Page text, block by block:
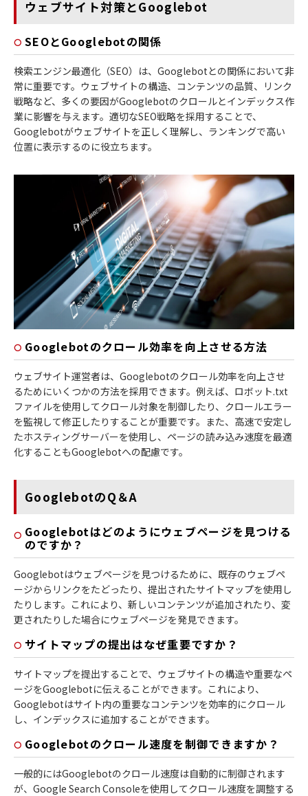
ウェブサイト対策とGooglebot
SEOとGooglebotの関係
検索エンジン最適化（SEO）は、Googlebotとの関係において非
常に重要です。ウェブサイトの構造、コンテンツの品質、リンク
戦略など、多くの要因がGooglebotのクロールとインデックス作
業に影響を与えます。適切なSEO戦略を採用することで、
Googlebotがウェブサイトを正しく理解し、ランキングで高い
位置に表示するのに役立ちます。
Googlebotのクロール効率を向上させる方法
ウェブサイト運営者は、Googlebotのクロール効率を向上させ
るためにいくつかの方法を採用できます。例えば、ロボット.txt
ファイルを使用してクロール対象を制御したり、クロールエラー
を監視して修正したりすることが重要です。また、高速で安定し
たホスティングサーバーを使用し、ページの読み込み速度を最適
化することもGooglebotへの配慮です。
GooglebotのQ＆A
Googlebotはどのようにウェブページを見つける
のですか？
Googlebotはウェブページを見つけるために、既存のウェブペ
ージからリンクをたどったり、提出されたサイトマップを使用し
たりします。これにより、新しいコンテンツが追加されたり、変
更されたりした場合にウェブページを発見できます。
サイトマップの提出はなぜ重要ですか？
サイトマップを提出することで、ウェブサイトの構造や重要なペ
ージをGooglebotに伝えることができます。これにより、
Googlebotはサイト内の重要なコンテンツを効率的にクロール
し、インデックスに追加することができます。
Googlebotのクロール速度を制御できますか？
一般的にはGooglebotのクロール速度は自動的に制御されます
が、Google Search Consoleを使用してクロール速度を調整する